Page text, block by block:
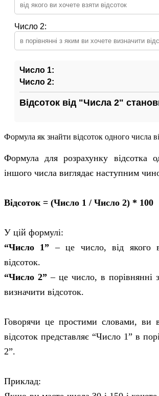
Число 2:
Число 1:
Число 2:
Відсоток від "Числа 2"
Формула як знайти відсоток одного числа
Формула для розрахунку відсотка
іншого числа виглядає наступним
Відсоток = (Число 1 / Число 2) * 100
У цій формулі:
“Число 1” – це число, від якого
відсоток.
“Число 2” – це число, в порівнянні
визначити відсоток.
Говорячи це простими словами, ви
відсоток представляє “Число 1” в
2”.
Приклад: